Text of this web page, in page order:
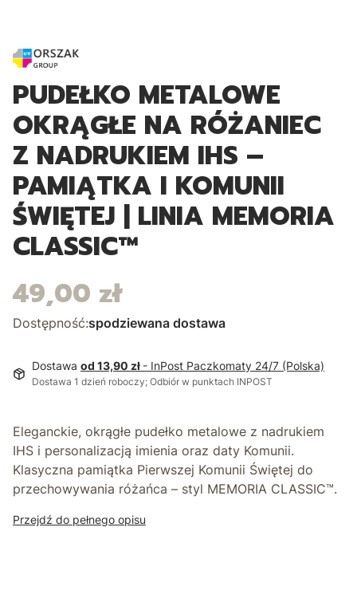
PUDEŁKO METALOWE
OKRĄGŁE NA RÓŻANIEC
Z NADRUKIEM IHS –
PAMIĄTKA I KOMUNII
ŚWIĘTEJ | LINIA MEMORIA
CLASSIC™
Cena
49,00 zł
Dostępność:spodziewana dostawa
Dostawa od 13,90 zł - InPost Paczkomaty 24/7 (Polska)
Dostawa 1 dzień roboczy; Odbiór w punktach INPOST
Eleganckie, okrągłe pudełko metalowe z nadrukiem
IHS i personalizacją imienia oraz daty Komunii.
Klasyczna pamiątka Pierwszej Komunii Świętej do
przechowywania różańca – styl MEMORIA CLASSIC™.
Przejdź do pełnego opisu